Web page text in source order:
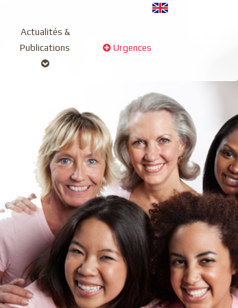
Actualités &
Publications
Urgences